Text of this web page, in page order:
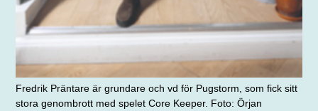
Fredrik Präntare är grundare och vd för Pugstorm, som fick sitt
stora genombrott med spelet Core Keeper. Foto: Örjan